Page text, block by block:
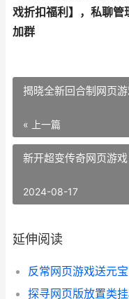
戏折扣福利 】，私聊管
加群
揭晓全新回合制网页
« 上一篇
新开超变传奇网页游
2024-08-17
延伸阅读
探寻网页版放置类